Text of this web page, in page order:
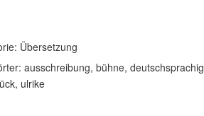
Übersetzung
ausschreibung,bühne,deutschsprachig
, ulrike